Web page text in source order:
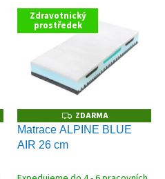
Zdravotnický
prostředek
Z
D
A
ZDARMA
Matrace ALPINE BLUE
AIR 26 cm